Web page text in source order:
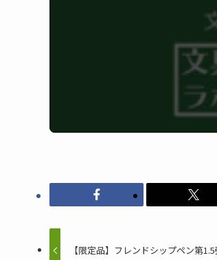
【限定品】フレンドシップペン第